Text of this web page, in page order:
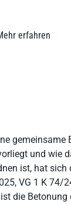
gemeinsame
und wie
ist, hat sich
VG 1 K 74/
die
erfahren